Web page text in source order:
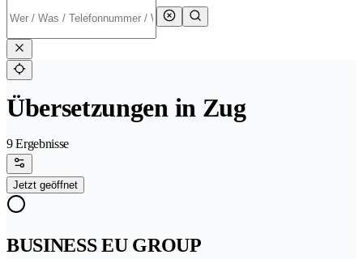
Übersetzungen in Zug
9 Ergebnisse
Jetzt geöffnet
BUSINESS EU GROUP